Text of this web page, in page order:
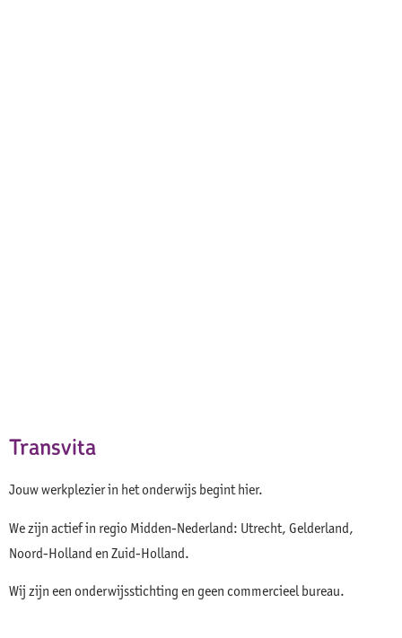
Transvita
Jouw werkplezier in het onderwijs begint hier.
We zijn actief in regio Midden-Nederland: Utrecht, Gelderland,
Noord-Holland en Zuid-Holland.
Wij zijn een onderwijsstichting en geen commercieel bureau.